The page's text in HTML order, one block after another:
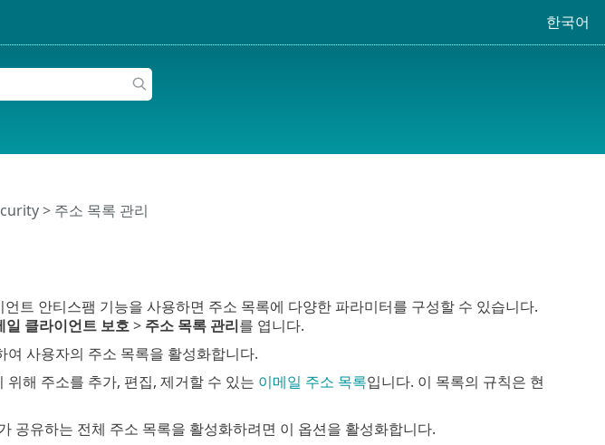
한국어
> 주소 목록 관리
트 안티스팸 기능을 사용하면 주소 목록에 다양한 파라미터를 구성할 수 있습니다.
일 클라이언트 보호> 주소 목록 관리를 엽니다.
사용자의 주소 목록을 활성화합니다.
해 주소를 추가, 편집, 제거할 수 있는 이메일 주소 목록입니다. 이 목록의 규칙은 현
공유하는 전체 주소 목록을 활성화하려면 이 옵션을 활성화합니다.